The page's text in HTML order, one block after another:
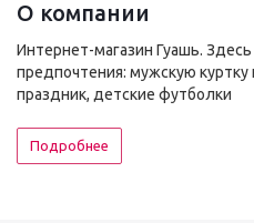
О компании
Интернет-магазин Гуашь.
предпочтения: мужскую куртку
праздник, детские футболки
Подробнее